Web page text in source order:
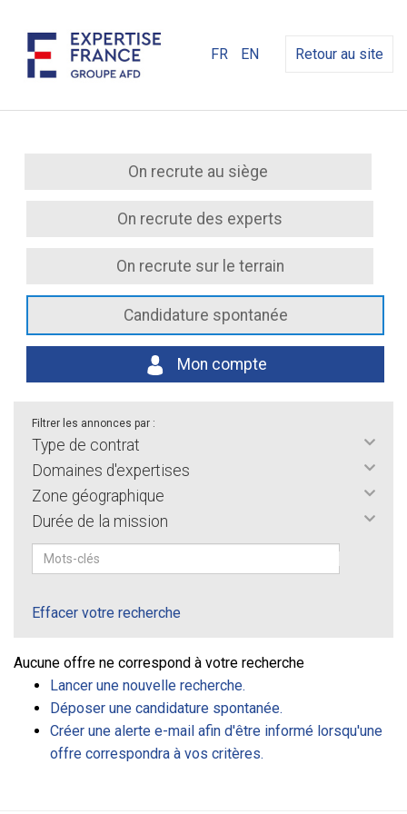
FR EN Retour au site
On recrute au siège
On recrute des experts
On recrute sur le terrain
Candidature spontanée
Mon compte
Filtrer les annonces par :
Type de contrat
Domaines d'expertises
Zone géographique
Durée de la mission
Effacer votre recherche
Aucune offre ne correspond à votre recherche
Lancer une nouvelle recherche.
Déposer une candidature spontanée.
Créer une alerte e-mail afin d'être informé lorsqu'une
offre correspondra à vos critères.